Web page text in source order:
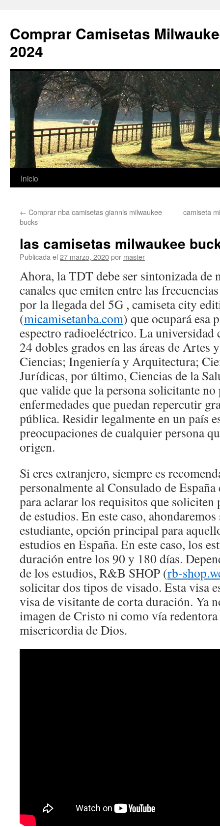
Comprar Camisetas
2024
Saltar
contenido
Inicio
← Comprar nba camisetas giannis milwaukee
bucks
camiseta
las camisetas milwaukee
Publicada el 27 marzo, 2020por master
Ahora, la TDT debe ser sintonizada de
canales que emiten entre las
por la llegada del 5G , camiseta city
(micamisetanba.com) que ocupará esa
espectro radioeléctrico. La universidad
24 dobles grados en las áreas de Artes
Ciencias; Ingeniería y Arquitectura;
Jurídicas, por último, Ciencias de la
que valide que la persona solicitante no
enfermedades que puedan repercutir
pública. Residir legalmente en un país
preocupaciones de cualquier persona
origen.
Si eres extranjero, siempre es
personalmente al Consulado de
para aclarar los requisitos que soliciten
de estudios. En este caso,
estudiante, opción principal para
estudios en España. En este caso, los
duración entre los 90 y 180 días.
de los estudios, R&B SHOP (rb-
solicitar dos tipos de visado. Esta visa
visa de visitante de corta duración. Ya
imagen de Cristo ni como vía
misericordia de Dios.